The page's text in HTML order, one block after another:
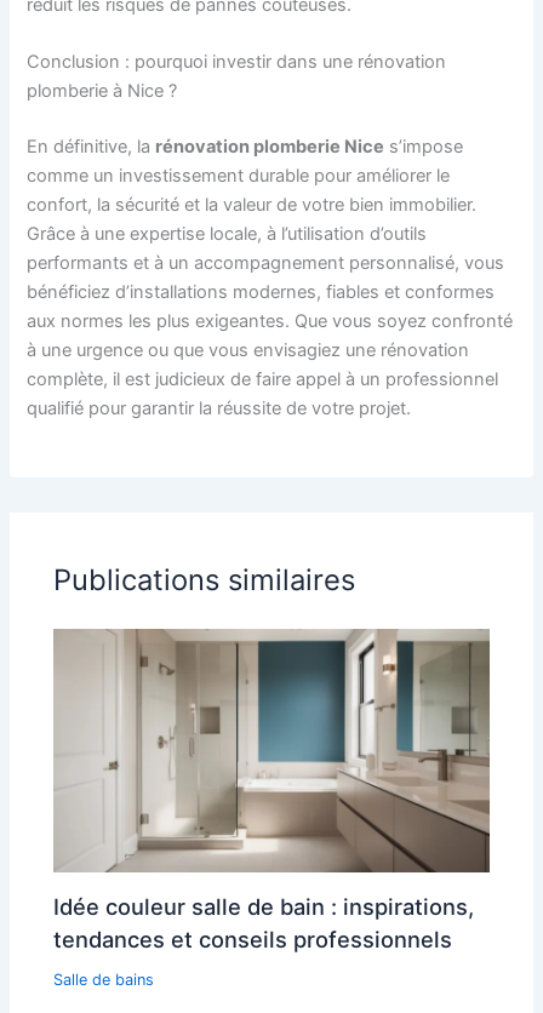
réduit les risques de pannes coûteuses.
Conclusion : pourquoi investir dans une rénovation
plomberie à Nice ?
En définitive, la rénovation plomberie Nice s’impose
comme un investissement durable pour améliorer le
confort, la sécurité et la valeur de votre bien immobilier.
Grâce à une expertise locale, à l’utilisation d’outils
performants et à un accompagnement personnalisé, vous
bénéficiez d’installations modernes, fiables et conformes
aux normes les plus exigeantes. Que vous soyez confronté
à une urgence ou que vous envisagiez une rénovation
complète, il est judicieux de faire appel à un professionnel
qualifié pour garantir la réussite de votre projet.
Publications similaires
Idée couleur salle de bain : inspirations,
tendances et conseils professionnels
Salle de bains